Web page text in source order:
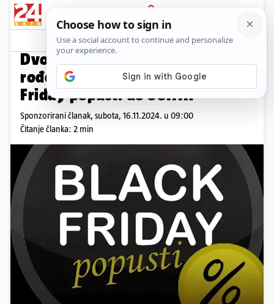
PRIJAVA
Promo sadržaj
Dvostruko slavlje u Allesu: 22.
rođendan Elektrocentra i Black
Friday popusti do 30.11.!
Sponzorirani članak, subota, 16.11.2024. u 09:00
Čitanje članka: 2 min